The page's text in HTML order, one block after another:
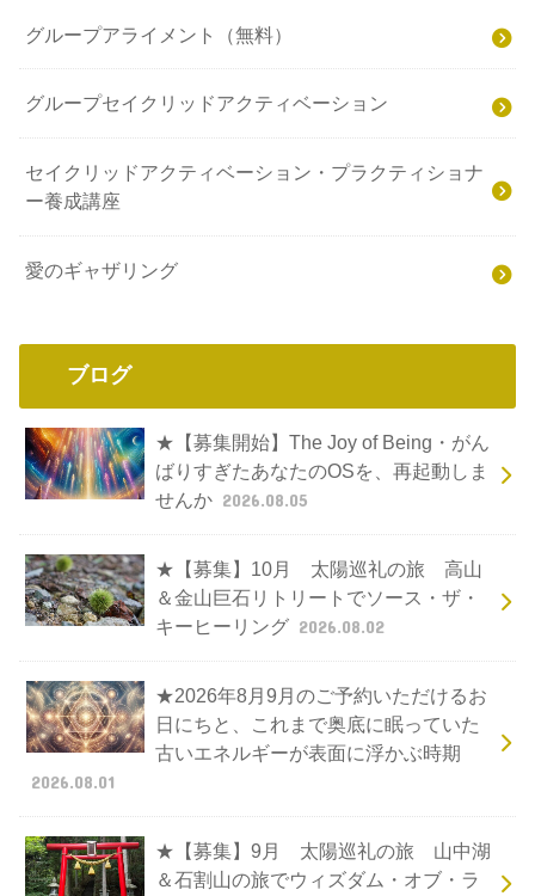
グループアライメント（無料）
グループセイクリッドアクティベーション
セイクリッドアクティベーション・プラクティショナ
ー養成講座
愛のギャザリング
ブログ
★【募集開始】The Joy of Being・がん
ばりすぎたあなたのOSを、再起動しま
せんか 2026.08.05
★【募集】10月 太陽巡礼の旅 高山
＆金山巨石リトリートでソース・ザ・
キーヒーリング 2026.08.02
★2026年8月9月のご予約いただけるお
日にちと、これまで奥底に眠っていた
古いエネルギーが表面に浮かぶ時期
2026.08.01
★【募集】9月 太陽巡礼の旅 山中湖
＆石割山の旅でウィズダム・オブ・ラ